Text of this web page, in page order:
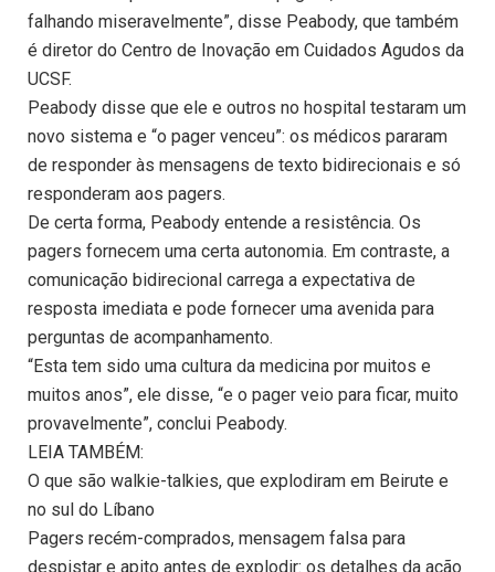
falhando miseravelmente”, disse Peabody, que também
é diretor do Centro de Inovação em Cuidados Agudos da
UCSF.
Peabody disse que ele e outros no hospital testaram um
novo sistema e “o pager venceu”: os médicos pararam
de responder às mensagens de texto bidirecionais e só
responderam aos pagers.
De certa forma, Peabody entende a resistência. Os
pagers fornecem uma certa autonomia. Em contraste, a
comunicação bidirecional carrega a expectativa de
resposta imediata e pode fornecer uma avenida para
perguntas de acompanhamento.
“Esta tem sido uma cultura da medicina por muitos e
muitos anos”, ele disse, “e o pager veio para ficar, muito
provavelmente”, conclui Peabody.
LEIA TAMBÉM:
O que são walkie-talkies, que explodiram em Beirute e
no sul do Líbano
Pagers recém-comprados, mensagem falsa para
despistar e apito antes de explodir: os detalhes da ação